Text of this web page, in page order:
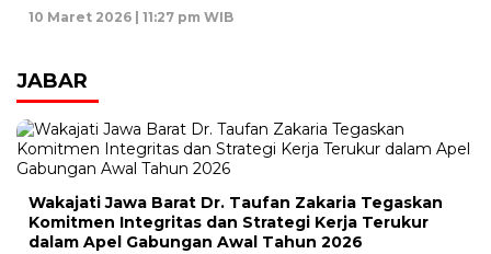
10 Maret 2026 | 11:27 pm WIB
JABAR
Wakajati Jawa Barat Dr. Taufan Zakaria Tegaskan
Komitmen Integritas dan Strategi Kerja Terukur
dalam Apel Gabungan Awal Tahun 2026